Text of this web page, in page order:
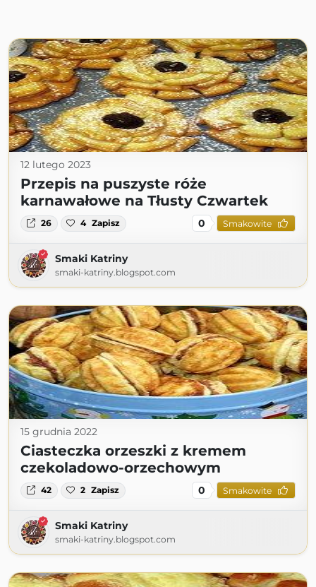
12 lutego 2023
Przepis na puszyste róże
karnawałowe na Tłusty Czwartek
26 4 Zapisz 0 Smakowite
Smaki Katriny
smaki-katriny.blogspot.com
15 grudnia 2022
Ciasteczka orzeszki z kremem
czekoladowo-orzechowym
42 2 Zapisz 0 Smakowite
Smaki Katriny
smaki-katriny.blogspot.com